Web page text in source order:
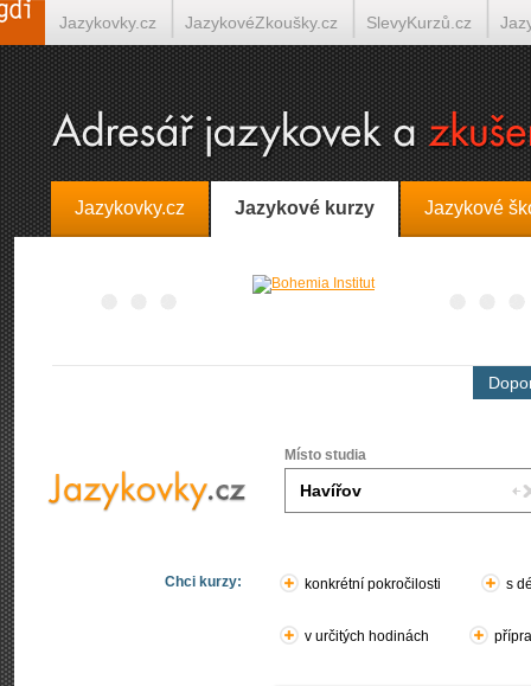
Jazykovky.cz Jazykové kurzy Jazykové
Místo studia
Chci kurzy: konkrétní pokročilosti s
v určitých hodinách
Jazykovky.cz JazykovéZkoušky.cz SlevyKurzů.cz
Španělština on-line Italština on-line Tlumočení-